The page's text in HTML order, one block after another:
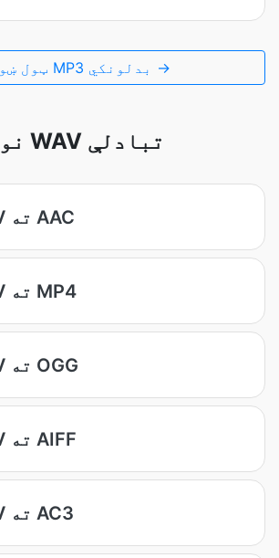
ټول ښودل MP3 بدلونکي →
نور WAV تبادلې
WAV ته AAC
WAV ته MP4
WAV ته OGG
WAV ته AIFF
WAV ته AC3